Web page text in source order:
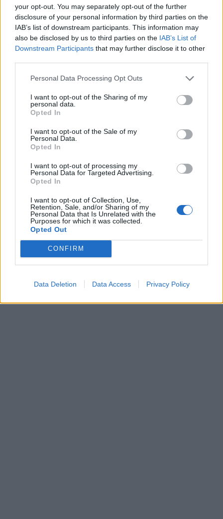
your opt-out. You may separately opt-out of the further
disclosure of your personal information by third parties on the
IAB’s list of downstream participants. This information may
also be disclosed by us to third parties on the IAB’s List of
Downstream Participants that may further disclose it to other
Personal Data Processing Opt Outs
I want to opt-out of the Sharing of my
personal data.
Opted In
I want to opt-out of the Sale of my
Personal Data.
Opted In
I want to opt-out of processing my
Personal Data for Targeted Advertising.
Opted In
I want to opt-out of Collection, Use,
Retention, Sale, and/or Sharing of my
Personal Data that Is Unrelated with the
Purposes for which it was collected.
Opted Out
CONFIRM
Data Deletion Data Access Privacy Policy
psicologica propria e della propria famiglia,
da lesione di onore, reputazione, identità
personale e professionale quantificato in 1
mln di euro». Tutto considerato l’investitore,
una somma a discrezione dei giudici per
compensare il danno da «perdita di chance».
Bocche cucite dalla Bce sulla questione.
"Così l'inflazione non sarebbe